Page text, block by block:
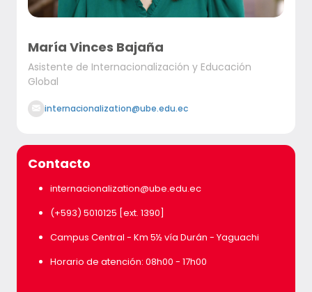
María Vinces Bajaña
Asistente de Internacionalización y Educación
Global
internacionalization@ube.edu.ec
Contacto
internacionalization@ube.edu.ec
(+593) 5010125 [ext. 1390]
Campus Central - Km 5½ vía Durán - Yaguachi
Horario de atención: 08h00 - 17h00